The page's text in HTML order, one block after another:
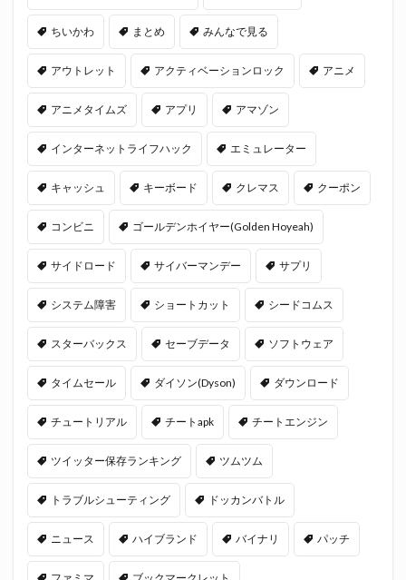
ちいかわ まとめ みんなで見る
アウトレット アクティベーションロック アニメ
アニメタイムズ アプリ アマゾン
インターネットライフハック エミュレーター
キャッシュ キーボード クレマス クーポン
コンビニ ゴールデンホイヤー(Golden Hoyeah)
サイドロード サイバーマンデー サプリ
システム障害 ショートカット シードコムス
スターバックス セーブデータ ソフトウェア
タイムセール ダイソン(Dyson) ダウンロード
チュートリアル チートapk チートエンジン
ツイッター保存ランキング ツムツム
トラブルシューティング ドッカンバトル
ニュース ハイブランド バイナリ パッチ